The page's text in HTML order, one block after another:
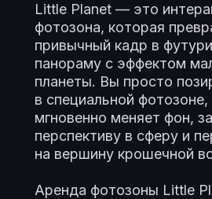
Little Planet — это
фотозона, которая
привычный кадр в
панораму с эффектом
планеты. Вы просто
в специальной
мгновенно меняет фон,
перспективу в сферу и
на вершину крошечной
Аренда фотозоны Little